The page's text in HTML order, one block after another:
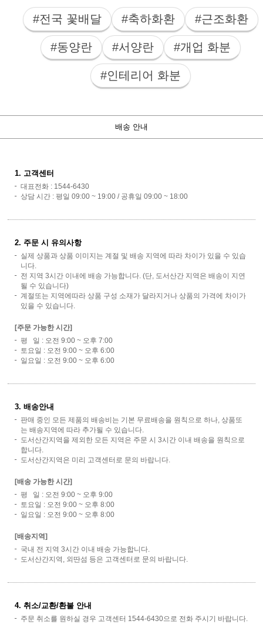
#전국 꽃배달 #축하화환 #근조화환
#동양란 #서양란 #개업 화분
#인테리어 화분
배송 안내
1. 고객센터
대표전화 : 1544-6430
상담 시간 : 평일 09:00 ~ 19:00 / 공휴일 09:00 ~ 18:00
2. 주문 시 유의사항
실제 상품과 상품 이미지는 계절 및 배송 지역에 따라 차이가 있을 수 있습
니다.
전 지역 3시간 이내에 배송 가능합니다. (단, 도서산간 지역은 배송이 지연
될 수 있습니다)
계절또는 지역에따라 상품 구성 소재가 달라지거나 상품의 가격에 차이가
있을 수 있습니다.
[주문 가능한 시간]
평 일 : 오전 9:00 ~ 오후 7:00
토요일 : 오전 9:00 ~ 오후 6:00
일요일 : 오전 9:00 ~ 오후 6:00
3. 배송안내
판매 중인 모든 제품의 배송비는 기본 무료배송을 원칙으로 하나, 상품또
는 배송지역에 따라 추가될 수 있습니다.
도서산간지역을 제외한 모든 지역은 주문 시 3시간 이내 배송을 원칙으로
합니다.
도서산간지역은 미리 고객센터로 문의 바랍니다.
[배송 가능한 시간]
평 일 : 오전 9:00 ~ 오후 9:00
토요일 : 오전 9:00 ~ 오후 8:00
일요일 : 오전 9:00 ~ 오후 8:00
[배송지역]
국내 전 지역 3시간 이내 배송 가능합니다.
도서산간지역, 외딴섬 등은 고객센터로 문의 바랍니다.
4. 취소/교환/환불 안내
주문 취소를 원하실 경우 고객센터 1544-6430으로 전화 주시기 바랍니다.